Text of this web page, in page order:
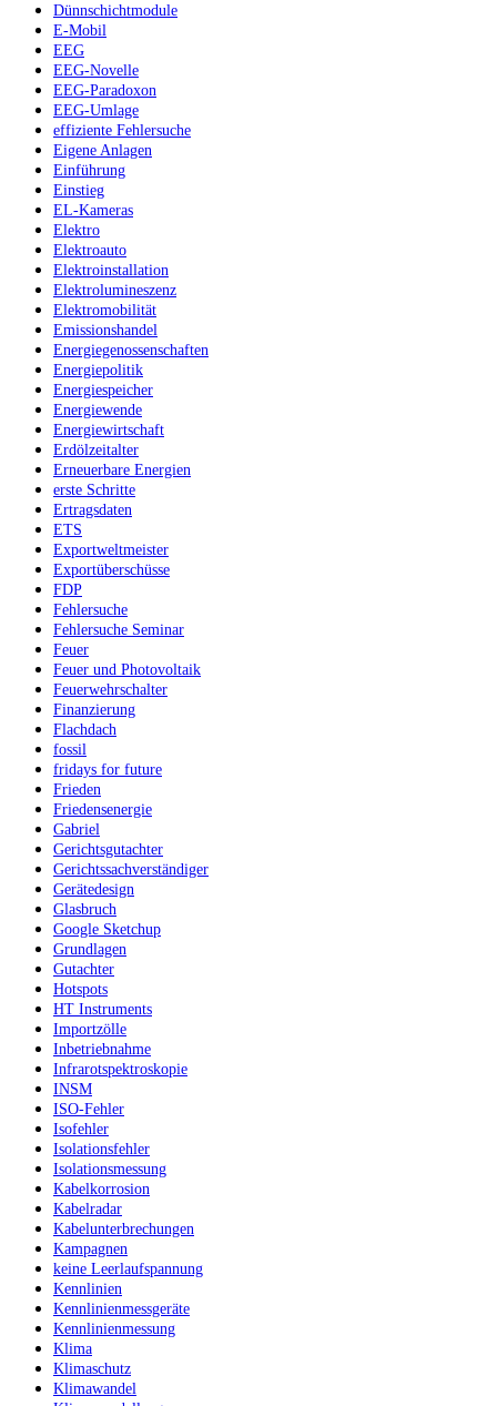
Dünnschichtmodule
E-Mobil
EEG
EEG-Novelle
EEG-Paradoxon
EEG-Umlage
effiziente Fehlersuche
Eigene Anlagen
Einführung
Einstieg
EL-Kameras
Elektro
Elektroauto
Elektroinstallation
Elektrolumineszenz
Elektromobilität
Emissionshandel
Energiegenossenschaften
Energiepolitik
Energiespeicher
Energiewende
Energiewirtschaft
Erdölzeitalter
Erneuerbare Energien
erste Schritte
Ertragsdaten
ETS
Exportweltmeister
Exportüberschüsse
FDP
Fehlersuche
Fehlersuche Seminar
Feuer
Feuer und Photovoltaik
Feuerwehrschalter
Finanzierung
Flachdach
fossil
fridays for future
Frieden
Friedensenergie
Gabriel
Gerichtsgutachter
Gerichtssachverständiger
Gerätedesign
Glasbruch
Google Sketchup
Grundlagen
Gutachter
Hotspots
HT Instruments
Importzölle
Inbetriebnahme
Infrarotspektroskopie
INSM
ISO-Fehler
Isofehler
Isolationsfehler
Isolationsmessung
Kabelkorrosion
Kabelradar
Kabelunterbrechungen
Kampagnen
keine Leerlaufspannung
Kennlinien
Kennlinienmessgeräte
Kennlinienmessung
Klima
Klimaschutz
Klimawandel